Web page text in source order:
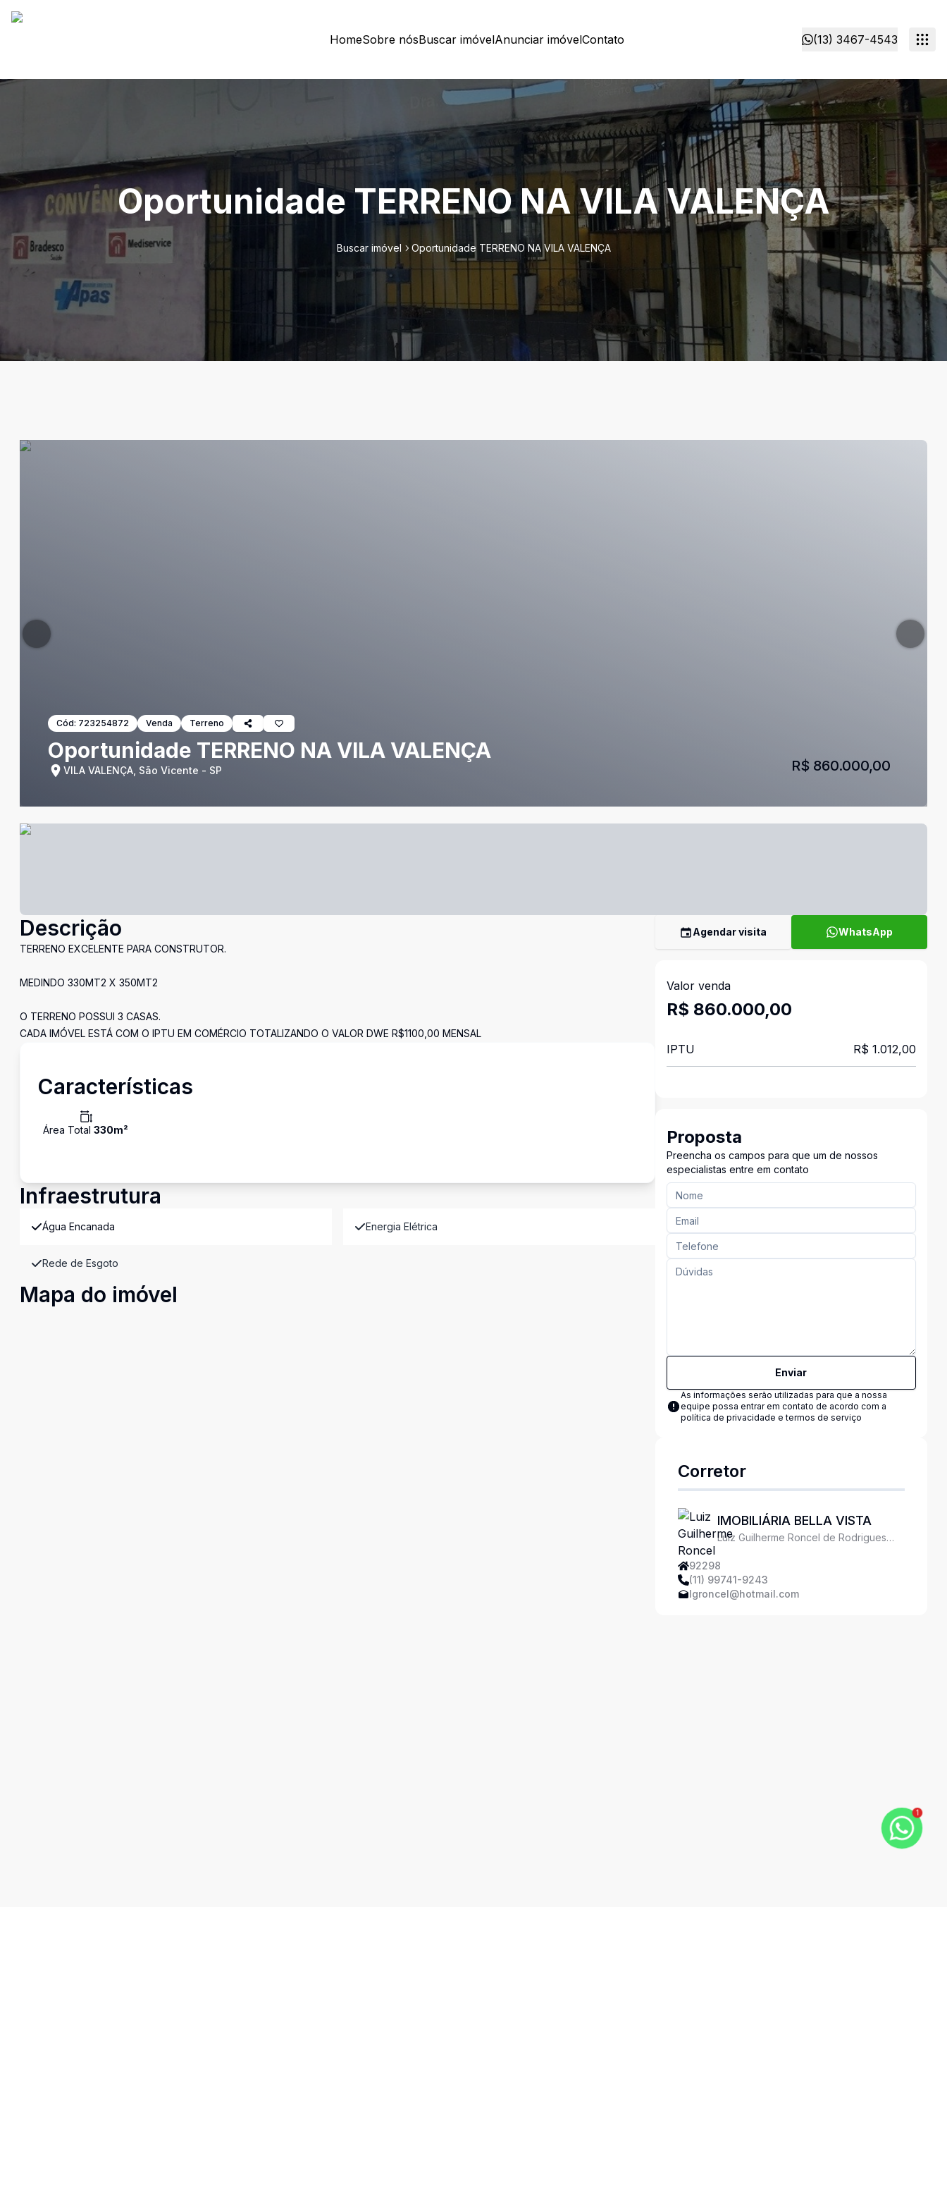
HomeSobre nósBuscar imóvelAnunciar imóvelContato (13) 3467-4543
Oportunidade TERRENO NA VILA VALENÇA
Buscar imóvel Oportunidade TERRENO NA VILA VALENÇA
Cód: 723254872 Venda Terreno
Oportunidade TERRENO NA VILA VALENÇA
VILA VALENÇA, São Vicente - SP R$ 860.000,00
Descrição
TERRENO EXCELENTE PARA CONSTRUTOR.
MEDINDO 330MT2 X 350MT2
O TERRENO POSSUI 3 CASAS.
CADA IMÓVEL ESTÁ COM O IPTU EM COMÉRCIO TOTALIZANDO O VALOR DWE R$1100,00 MENSAL
Características
Área Total 330m²
Infraestrutura
Água Encanada Energia Elétrica
Rede de Esgoto
Mapa do imóvel
Agendar visita WhatsApp
Valor venda
R$ 860.000,00
IPTU R$ 1.012,00
Proposta
Preencha os campos para que um de nossos
especialistas entre em contato
Enviar
As informações serão utilizadas para que a nossa
equipe possa entrar em contato de acordo com a
política de privacidade e termos de serviço
Corretor
IMOBILIÁRIA BELLA VISTA
Luiz Guilherme Roncel de Rodrigues
92298
(11) 99741-9243
lgroncel@hotmail.com
1